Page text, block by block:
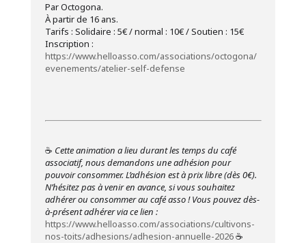
Par Octogona.
À partir de 16 ans.
Tarifs : Solidaire : 5€ / normal : 10€ / Soutien : 15€
Inscription :
https://www.helloasso.com/associations/octogona/
evenements/atelier-self-defense
☕ Cette animation a lieu durant les temps du café
associatif, nous demandons une adhésion pour
pouvoir consommer. L’adhésion est à prix libre (dès 0€).
N’hésitez pas à venir en avance, si vous souhaitez
adhérer ou consommer au café asso ! Vous pouvez dès-
à-présent adhérer via ce lien :
https://www.helloasso.com/associations/cultivons-
nos-toits/adhesions/adhesion-annuelle-2026☕